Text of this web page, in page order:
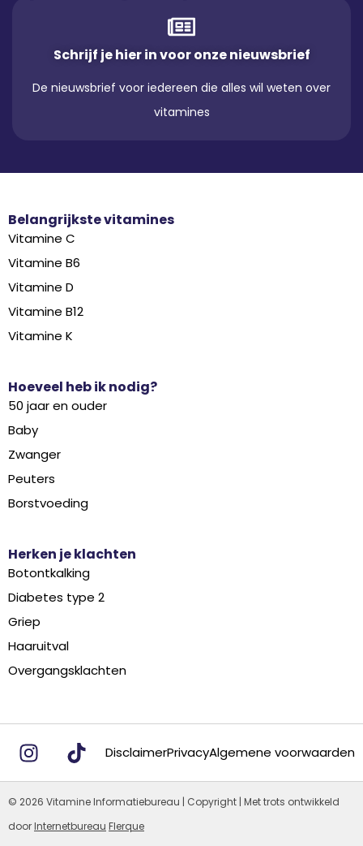
Schrijf je hier in voor onze nieuwsbrief
De nieuwsbrief voor iedereen die alles wil weten over
vitamines
Belangrijkste vitamines
Vitamine C
Vitamine B6
Vitamine D
Vitamine B12
Vitamine K
Hoeveel heb ik nodig?
50 jaar en ouder
Baby
Zwanger
Peuters
Borstvoeding
Herken je klachten
Botontkalking
Diabetes type 2
Griep
Haaruitval
Overgangsklachten
DisclaimerPrivacyAlgemene voorwaarden
© 2026 Vitamine Informatiebureau | Copyright | Met trots ontwikkeld
doorInternetbureau Flerque